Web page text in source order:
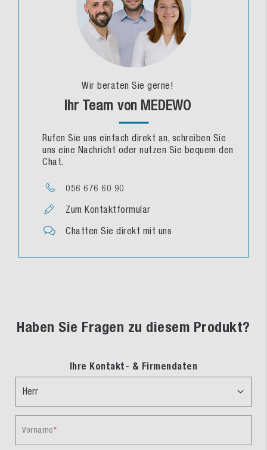
Wir beraten Sie gerne!
Ihr Team von MEDEWO
Rufen Sie uns einfach direkt an, schreiben Sie
uns eine Nachricht oder nutzen Sie bequem den
Chat.
056 676 60 90
Zum Kontaktformular
Chatten Sie direkt mit uns
Haben Sie Fragen zu diesem Produkt?
Ihre Kontakt- & Firmendaten
Vorname